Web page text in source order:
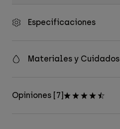
Especificaciones
Materiales y Cuidados
Opiniones [7]